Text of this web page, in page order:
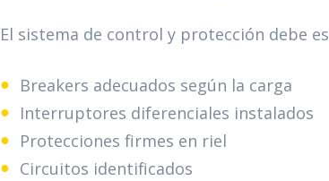
El sistema de control y protección debe
Breakers adecuados según la carga
Interruptores diferenciales instalados
Protecciones firmes en riel
Circuitos identificados